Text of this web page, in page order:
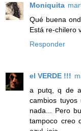
Moniquita
Qué buena
Está re-chilero
Responder
el VERDE !!!
a putq, q de
cambios
nada... Pero
tampoco creo